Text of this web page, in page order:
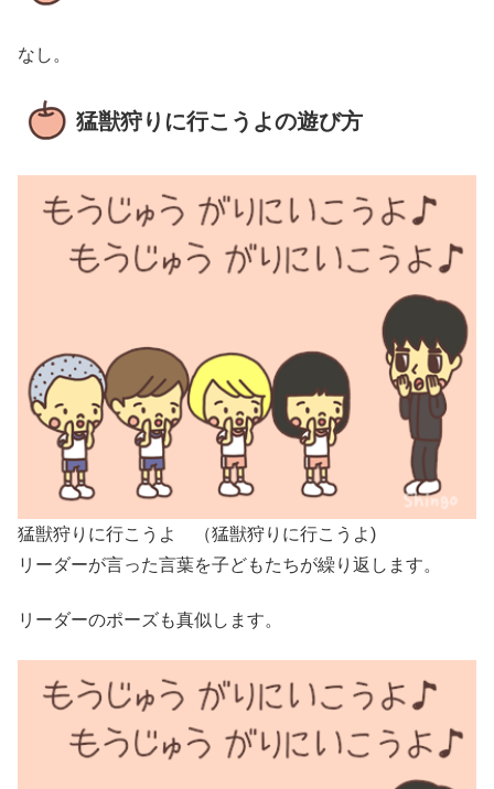
なし。
猛獣狩りに行こうよの遊び方
猛獣狩りに行こうよ （猛獣狩りに行こうよ)
リーダーが言った言葉を子どもたちが繰り返します。
リーダーのポーズも真似します。